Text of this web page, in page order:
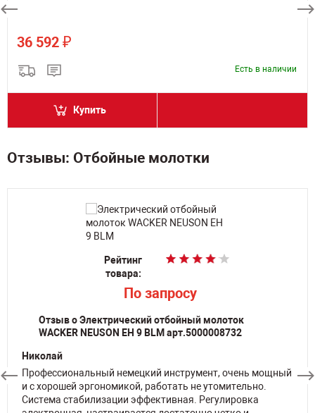
36 592 ₽
Есть в наличии
Купить
Отзывы: Отбойные молотки
Рейтинг
товара:
По запросу
Отзыв о Электрический отбойный молоток
WACKER NEUSON EH 9 BLM арт.5000008732
Николай
Профессиональный немецкий инструмент, очень мощный
и с хорошей эргономикой, работать не утомительно.
Система стабилизации эффективная. Регулировка
товара:
36 212
Рейтинг
товара:
По запросу
товара:
258 580
Рейтинг
товара:
По запросу
Рейтинг
товара:
По запросу
Рейтинг
товара:
По запросу
товара:
36 212
Рейтинг
товара:
По запросу
Рейтинг
товара:
138 300p